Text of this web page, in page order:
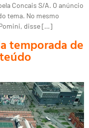
Concais S/A. O anúncio
tema. No mesmo
disse […]
temporada de